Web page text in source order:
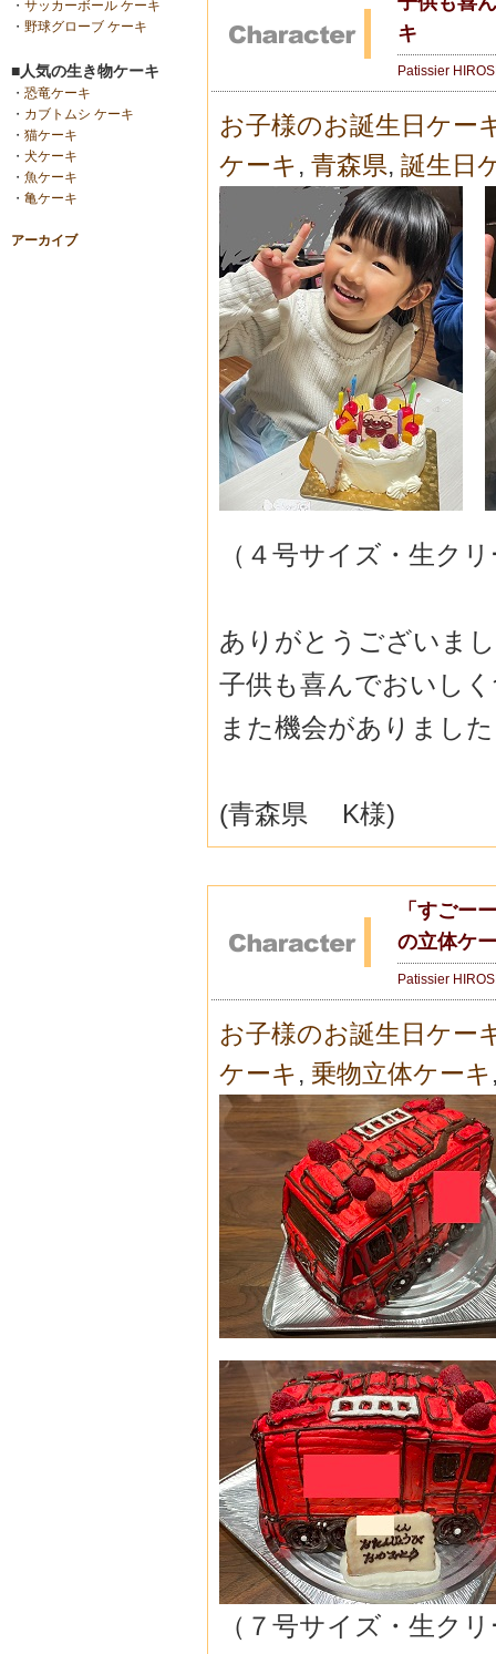
・ サッカーボール ケーキ
・ 野球グローブ ケーキ
■人気の生き物ケーキ
・ 恐竜ケーキ
・ カブトムシ ケーキ
・ 猫ケーキ
・ 犬ケーキ
・ 魚ケーキ
・ 亀ケーキ
アーカイブ
キ
Patissier
お子様のお誕生日ケー
ケーキ , 青森県, 誕生日
（４号サイズ・生ク
ありがとうございま
子供も喜んでおいし
また機会がありまし
(青森県 K様)
「すごー
の立体ケ
Patissier
お子様のお誕生日ケー
ケーキ , 乗物立体ケーキ
（７号サイズ・生ク